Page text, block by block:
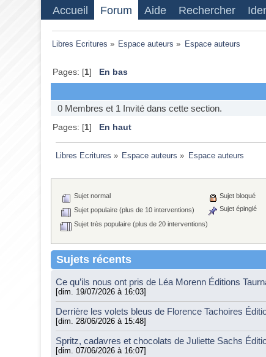
Accueil Forum Aide Rechercher
Libres Ecritures » Espace auteurs » Espace auteurs
Pages: [1] En bas
0 Membres et 1 Invité dans cette section.
Pages: [1] En haut
Libres Ecritures » Espace auteurs » Espace auteurs
Sujet normal
Sujet populaire (plus de 10 interventions)
Sujet très populaire (plus de 20 interventions)
Sujet bloqué
Sujet épinglé
Sujets récents
Ce qu’ils nous ont pris de Léa Morenn Éditions
[dim. 19/07/2026 à 16:03]
Derrière les volets bleus de Florence Tachoires
[dim. 28/06/2026 à 15:48]
Spritz, cadavres et chocolats de Juliette Sachs
[dim. 07/06/2026 à 16:07]